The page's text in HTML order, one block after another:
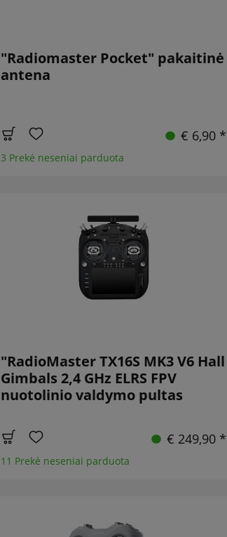
"Radiomaster Pocket" pakaitinė
antena
€ 6,90 *
3 Prekė neseniai parduota
"RadioMaster TX16S MK3 V6 Hall
Gimbals 2,4 GHz ELRS FPV
nuotolinio valdymo pultas
€ 249,90 *
11 Prekė neseniai parduota